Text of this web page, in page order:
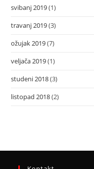
svibanj 2019(1)
travanj 2019(3)
ožujak 2019(7)
veljača 2019(1)
studeni 2018(3)
listopad 2018(2)